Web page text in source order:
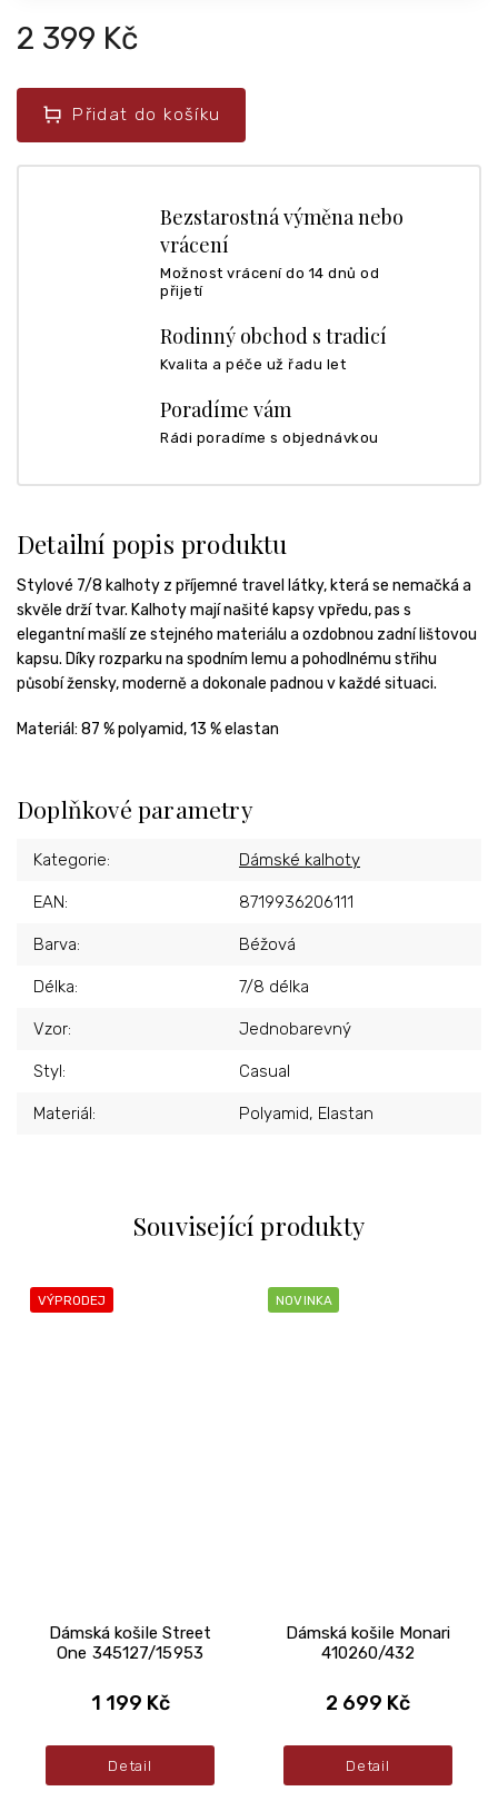
2 399 Kč
Přidat do košíku
Bezstarostná výměna nebo
vrácení
Možnost vrácení do 14 dnů od
přijetí
Rodinný obchod s tradicí
Kvalita a péče už řadu let
Poradíme vám
Rádi poradíme s objednávkou
Související produkty
VÝPRODEJ
Dámská košile Street
One 345127/15953
1 199 Kč
Detail
NOVINKA
Dámská košile Monari
410260/432
2 699 Kč
Detail
Detailní popis produktu
Stylové 7/8 kalhoty z příjemné travel látky, která se nemačká a
skvěle drží tvar. Kalhoty mají našité kapsy vpředu, pas s
elegantní mašlí ze stejného materiálu a ozdobnou zadní lištovou
kapsu. Díky rozparku na spodním lemu a pohodlnému střihu
působí žensky, moderně a dokonale padnou v každé situaci.
Materiál: 87 % polyamid, 13 % elastan
Doplňkové parametry
Kategorie: Dámské kalhoty
EAN: 8719936206111
Barva: Béžová
Délka: 7/8 délka
Vzor: Jednobarevný
Styl: Casual
Materiál: Polyamid, Elastan